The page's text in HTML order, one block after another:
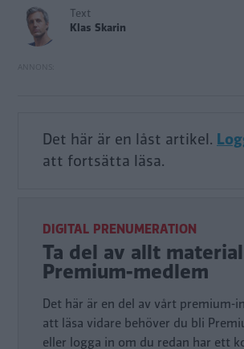
Text
Klas Skarin
Det här är en låst artikel.
att fortsätta läsa.
DIGITAL PRENUMERATION
Ta del av allt
Premium-medlem
Det här är en del av vårt premium-
att läsa vidare behöver du bli
eller logga in om du redan har ett